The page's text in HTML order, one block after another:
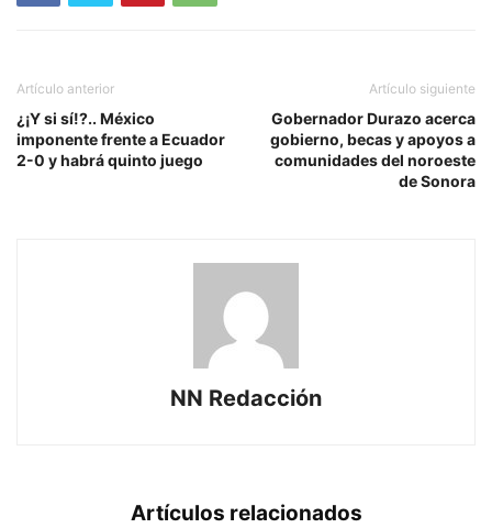
Artículo anterior
¿¡Y si sí!?.. México
imponente frente a Ecuador
2-0 y habrá quinto juego
Artículo siguiente
Gobernador Durazo acerca
gobierno, becas y apoyos a
comunidades del noroeste
de Sonora
NN Redacción
Artículos relacionados